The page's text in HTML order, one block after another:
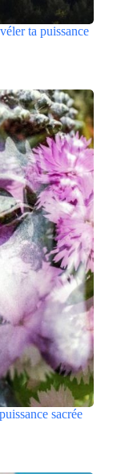
ta puissance
sacrée